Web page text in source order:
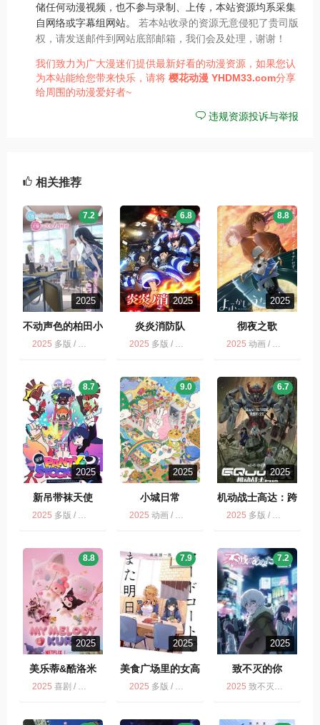
储任何动漫视频，也不参与录制、上传，本站资源均系采集
自网络或字幕组网站。 若本站收录的资源无意侵犯了贵司版
权，请发送邮件到网站底部邮箱，我们会及处理，谢谢！
我们致力为广大漫迷们提供最新好看的动漫资源，如果您认
为本站能给您带来快乐，请将 樱花动漫 YHDM33.com分享
给周围的动漫爱好者~
违规资源投诉与举报
相关推荐
2025
不动声色的柏田小
姐与喜形于色的太
7.2
2025 多版 / 动画
2025
炎炎消防队
6.8
2025 多版 / 动画 / 灾难 / 奇幻
2025
彻夜之歌
8.8
2025 动画 / 彻夜之歌 第2季 / 多版
2025
新吊带袜天使
8.7
2025 多版 / 剧情 / 新吊带袜天使 / 动画
2025
小城日常
9.0
2025 动画 / 喜剧 / 多版
2025
机动战士高达：跨
时之战
6.7
2025 多版 / 科幻 / 冒险 / 动画
2025
美乐蒂&酷洛米
My Melody &
8.8
2025 喜剧 / 动画 / NETFLIX
2025
美食广场里的女高
中生们在说啥
7.9
2025 多版 / 动画
2025
致不灭的你
7.2
2025 致不灭的你 第3季 / 奇幻 / 多版 / 动画